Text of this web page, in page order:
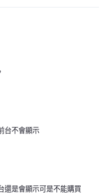
台不會顯示
還是會顯示可是不能購買